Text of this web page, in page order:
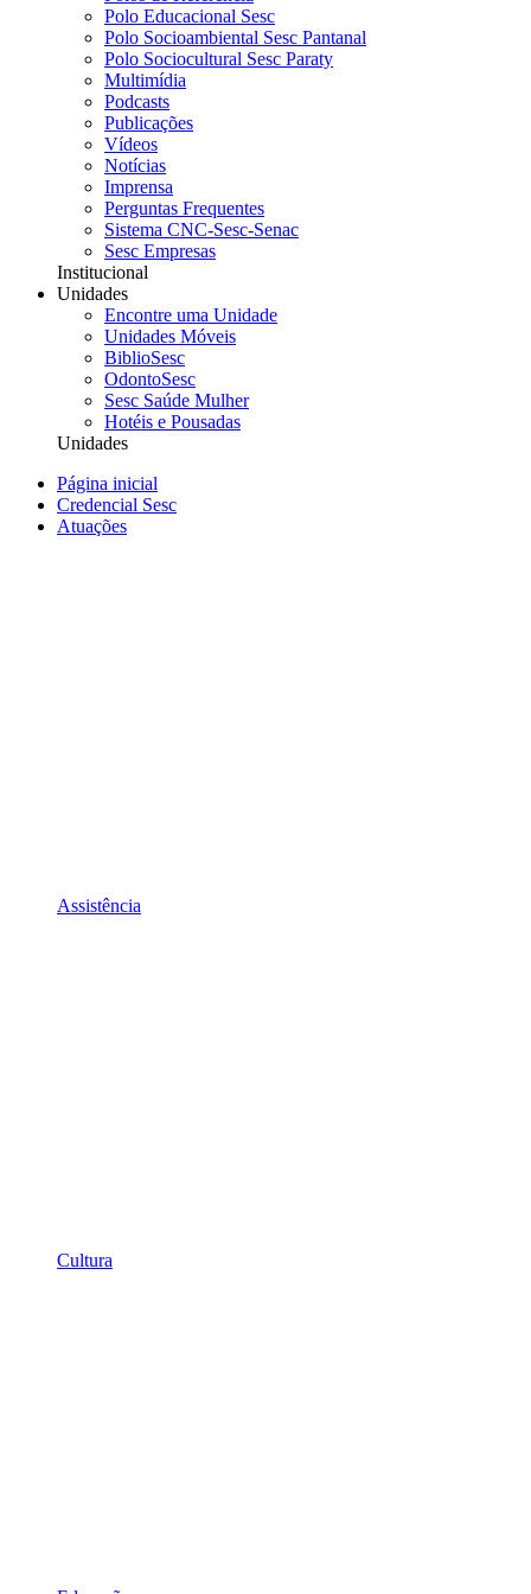
Polo Educacional Sesc
Polo Socioambiental Sesc Pantanal
Polo Sociocultural Sesc Paraty
Multimídia
Podcasts
Publicações
Vídeos
Notícias
Imprensa
Perguntas Frequentes
Sistema CNC-Sesc-Senac
Sesc Empresas
Institucional
Unidades
Encontre uma Unidade
Unidades Móveis
BiblioSesc
OdontoSesc
Sesc Saúde Mulher
Hotéis e Pousadas
Unidades
Página inicial
Credencial Sesc
Atuações
Assistência
Cultura